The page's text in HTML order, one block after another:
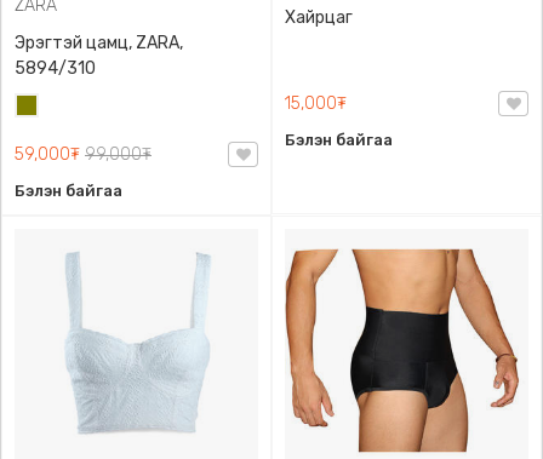
ZARA
Эрэгтэй цамц, ZARA,
5894/310
59,000₮ 99,000₮
Бэлэн байгаа
Хайрцаг
15,000₮
Бэлэн байгаа